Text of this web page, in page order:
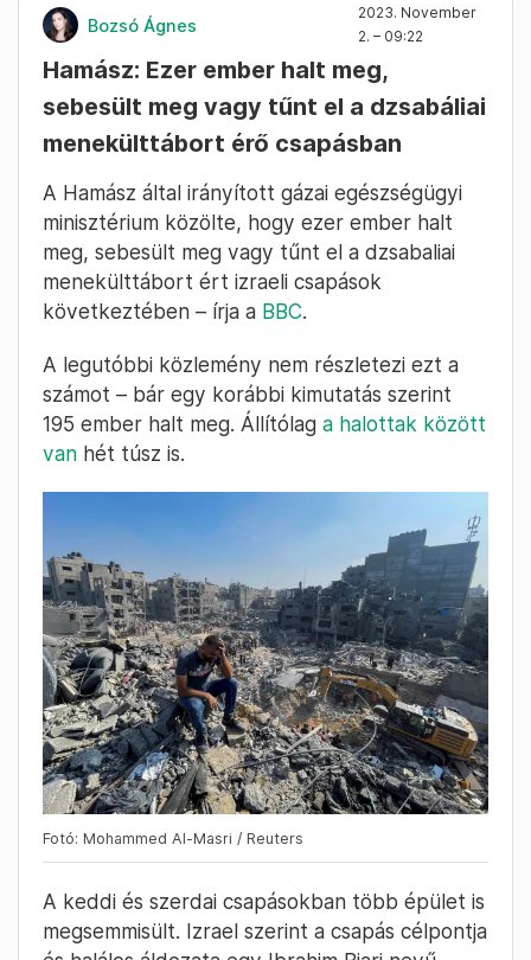
rendkívül kiterjedt alagútrendszert épített ki a
terület alatt, amit a szakértők gázai metrónak
kereszteltek el. A feltételezések szerint
sokakat itt rejtegetnek. A gázai
alagútrendszerrőlebben a cikkünkben
Sky News
Bozsó Ágnes
Hamász: Ezer ember halt meg,
sebesült meg vagy tűnt el a dzsabáliai
menekülttábort érő csapásban
A Hamász által irányított gázai egészségügyi
minisztérium közölte, hogy ezer ember halt
meg, sebesült meg vagy tűnt el a dzsabaliai
menekülttábort ért izraeli csapások
következtében – írja aBBC.
A legutóbbi közlemény nem részletezi ezt a
számot – bár egy korábbi kimutatás szerint
195 ember halt meg. Állítólaga halottak között
vanhét túsz is.